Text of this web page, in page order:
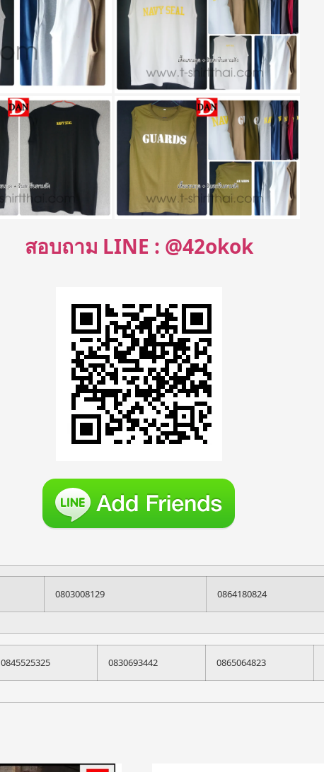
สอบถาม LINE : @42okok
0803008129 0864180824
0845525325 0830693442 0865064823